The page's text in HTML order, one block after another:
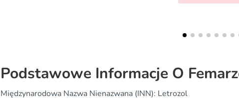
Podstawowe Informacje O
Międzynarodowa Nazwa Nienazwana (INN): Letrozol